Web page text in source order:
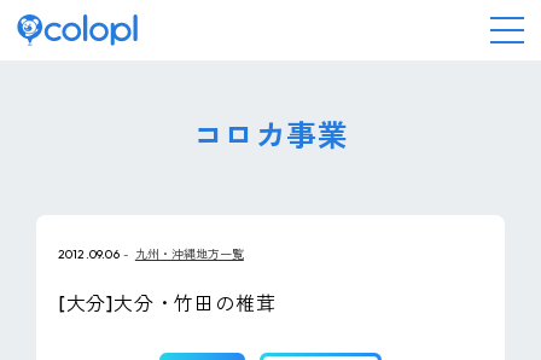
コロカ事業
2012.09.06 九州・沖縄地方一覧
[大分]大分・竹田の椎茸